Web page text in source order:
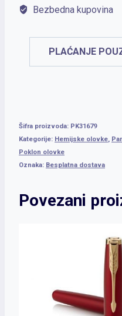
Bezbedna kupovina
PLAĆANJE
Šifra proizvoda: PK31679
Kategorije: Hemijske olovke,
Poklon olovke
Oznaka: Besplatna dostava
Povezani